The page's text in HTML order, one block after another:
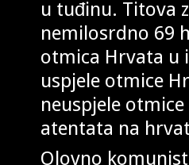
u tuđinu. Titova
nemilosrdno 69
otmica Hrvata u
uspjele otmice
neuspjele
atentata na
Olovno